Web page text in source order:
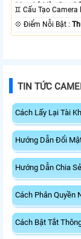
30m Có Màu Ban
♊ Cấu Tạo Camera
️💠 Điểm Nỗi Bật :
TIN TỨC
Cách Lấy Lại Tài
Hướng Dẫn Đổi
Hướng Dẫn Chia
Cách Phân Quyền
Cách Bật Tắt